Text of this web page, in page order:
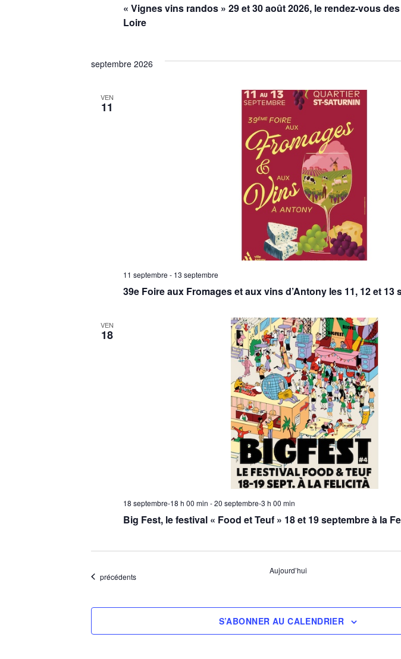
« Vignes vins randos » 29 et 30 août 2026, le rendez-vous
Loire
septembre 2026
VEN
11
39e Foire aux Fromages et aux vins d’Antony les 11, 12 et 13
11 septembre - 13 septembre
VEN
18
Big Fest, le festival « Food et Teuf » 18 et 19 septembre à la
18 septembre-18 h 00 min -20 septembre-3 h 00 min
Évènements
précédents
Aujourd’hui
S’ABONNER AU CALENDRIER